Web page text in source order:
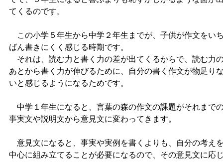
てくるのです。
この小学５年生から中学２年生までが、子供が作文をい
ばん書きにくく感じる時期です。
それは、読む力と書く力の差が出てくるからで、読む力
あとから書く力が伸びるために、自分の書く作文が物足り
いと感じるようになるためです。
中学１年生になると、言葉の森の作文の課題がそれまで
事実文や説明文から意見文に変わってきます。
意見文になると、事実や実例を書くよりも、自分の考え
中心に組み立てることが必要になるので、その意見文に応